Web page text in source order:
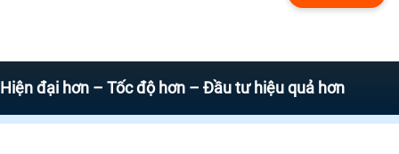
hơn – Tốc độ hơn – Đầu tư hiệu quả hơn